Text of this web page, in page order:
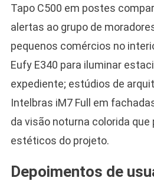
Tapo C500 em postes
alertas ao grupo de
pequenos comércios no
Eufy E340 para iluminar
expediente; estúdios de
Intelbras iM7 Full em
da visão noturna colorida
estéticos do projeto.
Depoimentos de